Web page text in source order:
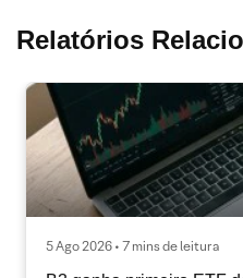
Relatórios
5 Ago 2026 • 7 mins de leitura